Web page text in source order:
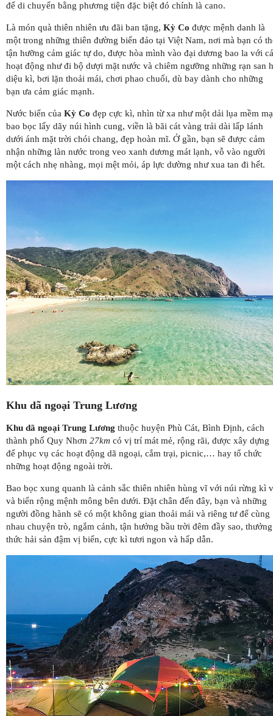
để di chuyển bằng phương tiện đặc biệt đó chính là cano.
Là món quà thiên nhiên ưu đãi ban tặng, Kỳ Co được mệnh danh là
một trong những thiên đường biển đảo tại Việt Nam, nơi mà bạn có
tận hưỡng cảm giác tự do, được hòa mình vào đại dương bao la với
hoạt động như đi bộ dượi mặt nước và chiêm ngưỡng những rạn san
diệu kì, bơi lặn thoải mái, chơi phao chuối, dù bay dành cho những
bạn ưa cảm giác mạnh.
Nước biển của Kỳ Co đẹp cực kì, nhìn từ xa như một dải lụa mềm
bao bọc lấy dãy núi hình cung, viền là bãi cát vàng trải dài lấp lánh
dưới ánh mặt trời chói chang, đẹp hoàn mĩ. Ở gần, bạn sẽ được cảm
nhận những làn nước trong veo xanh dương mát lạnh, vỗ vào người
một cách nhẹ nhàng, mọi mệt mỏi, áp lực dường như xua tan đi hết.
Khu dã ngoại Trung Lương
Khu dã ngoại Trung Lương thuộc huyện Phù Cát, Bình Định, cách
thành phố Quy Nhơn 27km có vị trí mát mẻ, rộng rãi, được xây dựng
để phục vụ các hoạt động dã ngoại, cắm trại, picnic,… hay tổ chức
những hoạt động ngoài trời.
Bao bọc xung quanh là cảnh sắc thiên nhiên hùng vĩ với núi rừng kì
và biển rộng mệnh mông bên dưới. Đặt chân đến đây, bạn và những
người đồng hành sẽ có một không gian thoải mái và riêng tư để cùng
nhau chuyện trò, ngắm cảnh, tận hưởng bầu trời đêm đầy sao, thưởng
thức hải sản đậm vị biển, cực kì tươi ngon và hấp dẫn.